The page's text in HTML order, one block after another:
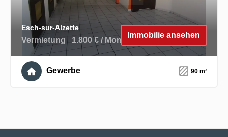
Esch-sur-Alzette
Vermietung 1.800 € / Monat
Immobilie ansehen
Gewerbe 90 m²